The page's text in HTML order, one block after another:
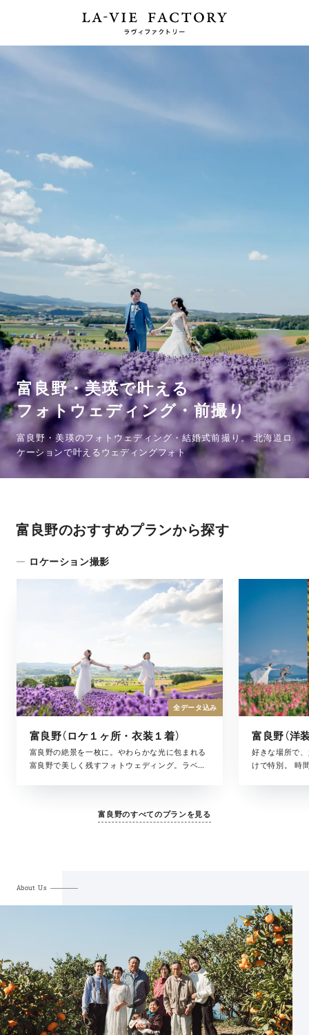
富良野・美瑛で叶える
フォトウェディング・前撮り
富良野・美瑛のフォトウェディング・結婚式前撮り。北海道ロ
ケーションで叶えるウェディングフォト
富良野のおすすめプランから探す
ロケーション撮影
富良野（ロケ１ヶ所・衣装１着）
富良野の絶景を一枚に。やわらかな光に包まれる
富良野で美しく残すフォトウェディング。ラベン
安心してお選びいただける、ベーシックなプラン
全データ込み
好きな場所で
けで特別。 時
富良野のすべてのプランを見る
About Us